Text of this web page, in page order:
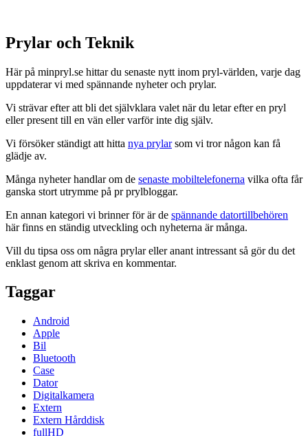
Prylar och Teknik
Här på minpryl.se hittar du senaste nytt inom pryl-världen, varje dag
uppdaterar vi med spännande nyheter och prylar.
Vi strävar efter att bli det självklara valet när du letar efter en pryl
eller present till en vän eller varför inte dig själv.
Vi försöker ständigt att hitta nya prylarsom vi tror någon kan få
glädje av.
Många nyheter handlar om de senaste mobiltelefonerna vilka ofta får
ganska stort utrymme på pr prylbloggar.
En annan kategori vi brinner för är de spännande datortillbehören
här finns en ständig utveckling och nyheterna är många.
Vill du tipsa oss om några prylar eller anant intressant så gör du det
enklast genom att skriva en kommentar.
Taggar
Android
Apple
Bil
Bluetooth
Case
Dator
Digitalkamera
Extern
Extern Hårddisk
fullHD